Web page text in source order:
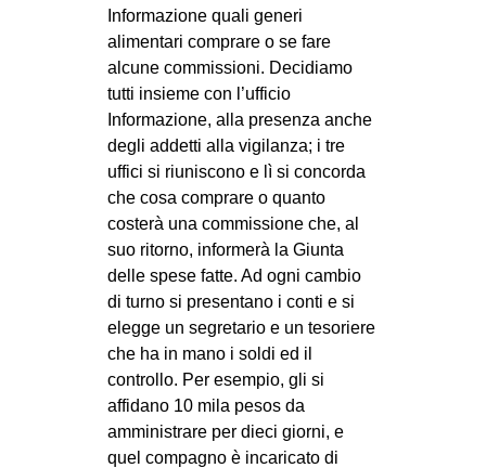
Informazione quali generi
alimentari comprare o se fare
alcune commissioni. Decidiamo
tutti insieme con l’ufficio
Informazione, alla presenza anche
degli addetti alla vigilanza; i tre
uffici si riuniscono e lì si concorda
che cosa comprare o quanto
costerà una commissione che, al
suo ritorno, informerà la Giunta
delle spese fatte. Ad ogni cambio
di turno si presentano i conti e si
elegge un segretario e un tesoriere
che ha in mano i soldi ed il
controllo. Per esempio, gli si
affidano 10 mila pesos da
amministrare per dieci giorni, e
quel compagno è incaricato di